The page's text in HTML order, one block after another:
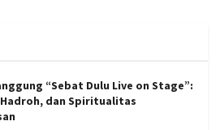
“Sebat Dulu Live on Stage”:
dan Spiritualitas